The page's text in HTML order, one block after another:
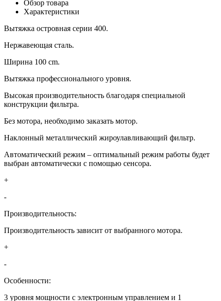
Обзор товара
Характеристики
Вытяжка островная серии 400.
Нержавеющая сталь.
Ширина 100 cm.
Вытяжка профессионального уровня.
Высокая производительность благодаря специальной
конструкции фильтра.
Без мотора, необходимо заказать мотор.
Наклонный металлический жироулавливающий фильтр.
Автоматический режим – оптимальный режим работы будет
выбран автоматически с помощью сенсора.
+
-
Производительность:
Производительность зависит от выбранного мотора.
+
-
Особенности:
3 уровня мощности с электронным управлением и 1